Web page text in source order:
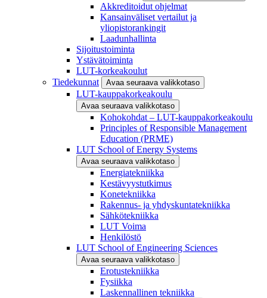
Akkreditoidut ohjelmat
Kansainväliset vertailut ja
yliopistorankingit
Laadunhallinta
Sijoitustoiminta
Ystävätoiminta
LUT-korkeakoulut
Tiedekunnat
Avaa seuraava valikkotaso
LUT-kauppakorkeakoulu
Avaa seuraava valikkotaso
Kohokohdat – LUT-kauppakorkeakoulu
Principles of Responsible Management
Education (PRME)
LUT School of Energy Systems
Avaa seuraava valikkotaso
Energiatekniikka
Kestävyystutkimus
Konetekniikka
Rakennus- ja yhdyskuntatekniikka
Sähkötekniikka
LUT Voima
Henkilöstö
LUT School of Engineering Sciences
Avaa seuraava valikkotaso
Erotustekniikka
Fysiikka
Laskennallinen tekniikka